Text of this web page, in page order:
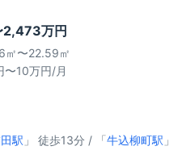
万円
㎡〜22.59㎡
〜10万円/月
駅 」 徒歩13分 / 「牛込柳町駅 」